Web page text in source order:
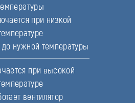
при низкой
до нужной температуры
при высокой
вентилятор